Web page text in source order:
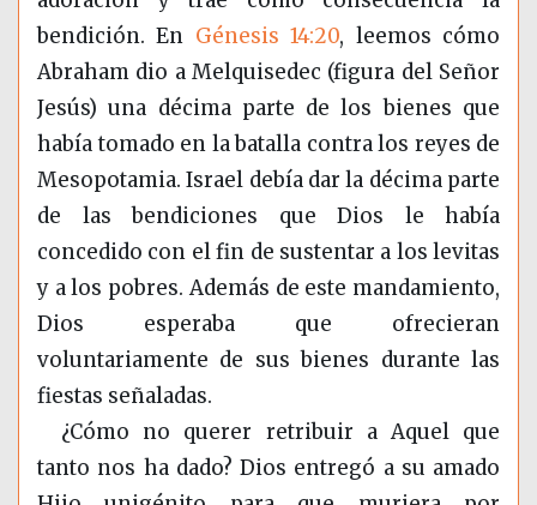
bendición. En Génesis 14:20, leemos cómo
Abraham dio a Melquisedec (figura del Señor
Jesús) una décima parte de los bienes que
había tomado en la batalla contra los reyes de
Mesopotamia. Israel debía dar la décima parte
de las bendiciones que Dios le había
concedido con el fin de sustentar a los levitas
y a los pobres. Además de este mandamiento,
Dios esperaba que ofrecieran
voluntariamente de sus bienes durante las
fiestas señaladas.
¿Cómo no querer retribuir a Aquel que
tanto nos ha dado? Dios entregó a su amado